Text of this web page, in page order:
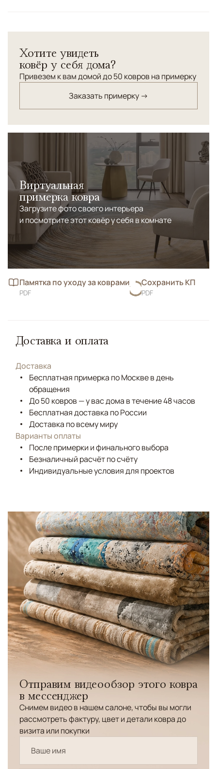
Хотите увидеть
ковёр у себя дома?
Привезем к вам домой до 50 ковров на примерку
Заказать примерку →
Виртуальная
примерка ковра
Загрузите фото своего интерьера
и посмотрите этот ковёр у себя в комнате
Памятка по уходу за коврами
PDF
Сохранить КП
PDF
Доставка и оплата
Доставка
Бесплатная примерка по Москве в день
обращения
До 50 ковров — у вас дома в течение 48 часов
Бесплатная доставка по России
Доставка по всему миру
Варианты оплаты
После примерки и финального выбора
Безналичный расчёт по счёту
Индивидуальные условия для проектов
Отправим видеообзор этого ковра
в мессенджер
Снимем видео в нашем салоне, чтобы вы могли
рассмотреть фактуру, цвет и детали ковра до
визита или покупки